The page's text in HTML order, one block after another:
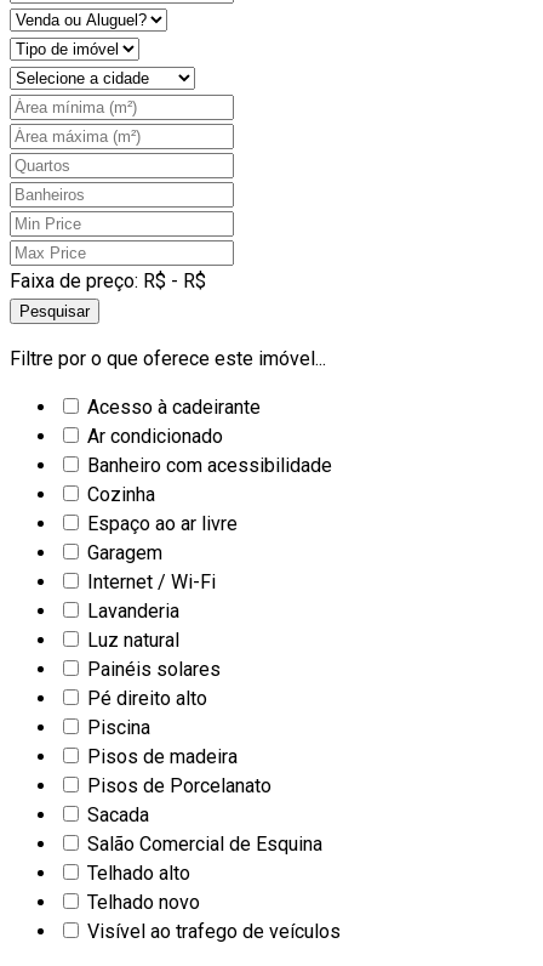
Faixa de preço: R$ - R$
Pesquisar
Filtre por o que oferece este imóvel...
Acesso à cadeirante
Ar condicionado
Banheiro com acessibilidade
Cozinha
Espaço ao ar livre
Garagem
Internet / Wi-Fi
Lavanderia
Luz natural
Painéis solares
Pé direito alto
Piscina
Pisos de madeira
Pisos de Porcelanato
Sacada
Salão Comercial de Esquina
Telhado alto
Telhado novo
Visível ao trafego de veículos